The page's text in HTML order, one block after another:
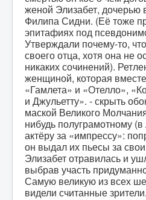
женой Элизабет, дочерью
Филипа Сидни. (Её тоже
эпитафиях под
Утверждали почему-то,
своего отца, хотя она не
никаких сочинений).
женщиной, которая
«Гамлета» и «Отелло»,
и Джульетту». - скрыть
маской Великого
нибудь полуграмотному
актёру за «импрессу»:
он выдал их пьесы за
Элизабет отравилась и
выбрав участь
Самую великую из всех
видели считанные